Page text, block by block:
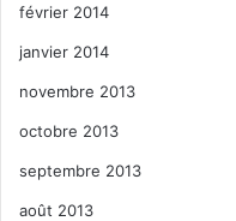
février 2014
janvier 2014
novembre 2013
octobre 2013
septembre 2013
août 2013